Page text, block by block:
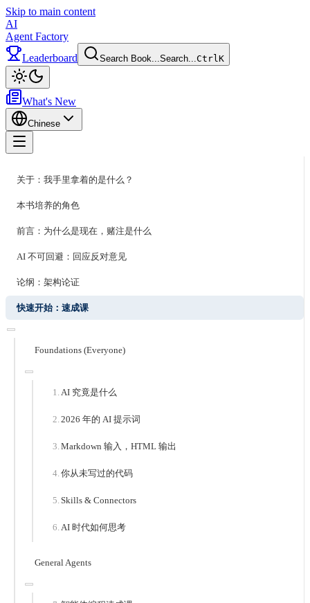
Skip to main content
AI
Agent Factory
Leaderboard
Search Book...Search...CtrlK
What's New
Chinese
关于：我手里拿着的是什么？
本书培养的角色
前言：为什么是现在，赌注是什么
AI 不可回避：回应反对意见
论纲：架构论证
快速开始：速成课
Foundations (Everyone)
AI 究竟是什么
2026 年的 AI 提示词
Markdown 输入，HTML 输出
你从未写过的代码
Skills & Connectors
AI 时代如何思考
General Agents